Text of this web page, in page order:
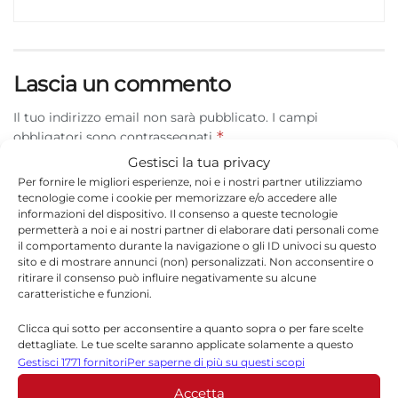
Gestisci la tua privacy
Per fornire le migliori esperienze, noi e i nostri partner utilizziamo
tecnologie come i cookie per memorizzare e/o accedere alle
informazioni del dispositivo. Il consenso a queste tecnologie
permetterà a noi e ai nostri partner di elaborare dati personali come
il comportamento durante la navigazione o gli ID univoci su questo
sito e di mostrare annunci (non) personalizzati. Non acconsentire o
ritirare il consenso può influire negativamente su alcune
caratteristiche e funzioni.
Clicca qui sotto per acconsentire a quanto sopra o per fare scelte
dettagliate. Le tue scelte saranno applicate solamente a questo
sito. È possibile modificare le impostazioni in qualsiasi momento,
compreso il ritiro del consenso, utilizzando i pulsanti della Cookie
Policy o cliccando sul pulsante di gestione del consenso nella parte
Gestisci 1771 fornitoriPer saperne di più su questi scopi
Accetta
Lascia un commento
Il tuo indirizzo email non sarà pubblicato. I campi
obbligatori sono contrassegnati *
Commento